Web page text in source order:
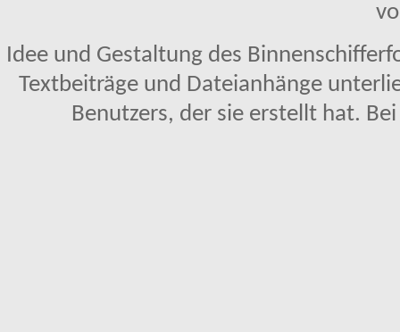
Idee und Gestaltung des
Textbeiträge und Dateianhänge
Benutzers, der sie erstellt hat.